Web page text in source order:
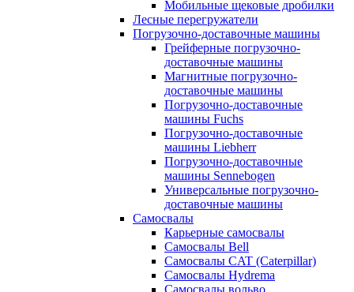
Мобильные щековые дробилки
Лесные перегружатели
Погрузочно-доставочные машины
Грейферные погрузочно-
доставочные машины
Магнитные погрузочно-
доставочные машины
Погрузочно-доставочные
машины Fuchs
Погрузочно-доставочные
машины Liebherr
Погрузочно-доставочные
машины Sennebogen
Универсальные погрузочно-
доставочные машины
Самосвалы
Карьерные самосвалы
Самосвалы Bell
Самосвалы CAT (Caterpillar)
Самосвалы Hydrema
Самосвалы вольво